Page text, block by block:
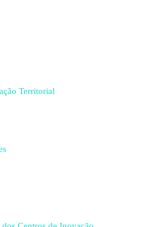
Territorial